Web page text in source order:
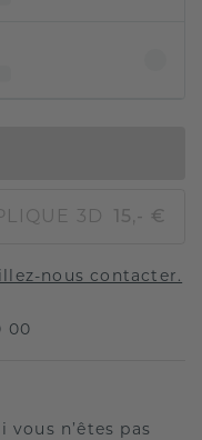
3D 15,- €
nous contacter.
00
n’êtes pas